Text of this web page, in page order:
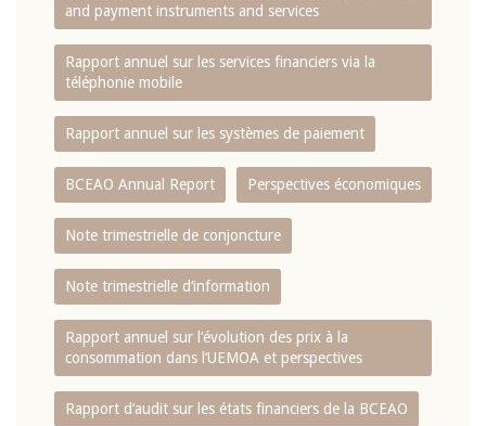
and payment instruments and services
Rapport annuel sur les services financiers via la
téléphonie mobile
Rapport annuel sur les systèmes de paiement
BCEAO Annual Report Perspectives économiques
Note trimestrielle de conjoncture
Note trimestrielle d‘information
Rapport annuel sur l‘évolution des prix à la
consommation dans l‘UEMOA et perspectives
Rapport d‘audit sur les états financiers de la BCEAO